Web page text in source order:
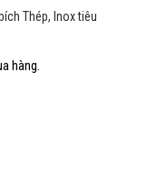
Thép, Inox tiêu
hàng.